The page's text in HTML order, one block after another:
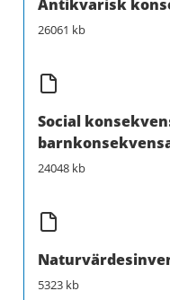
Antikvarisk
26061 kb
Social
24048 kb
5323 kb